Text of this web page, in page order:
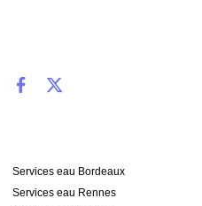
Services eau Bordeaux
Services eau Rennes